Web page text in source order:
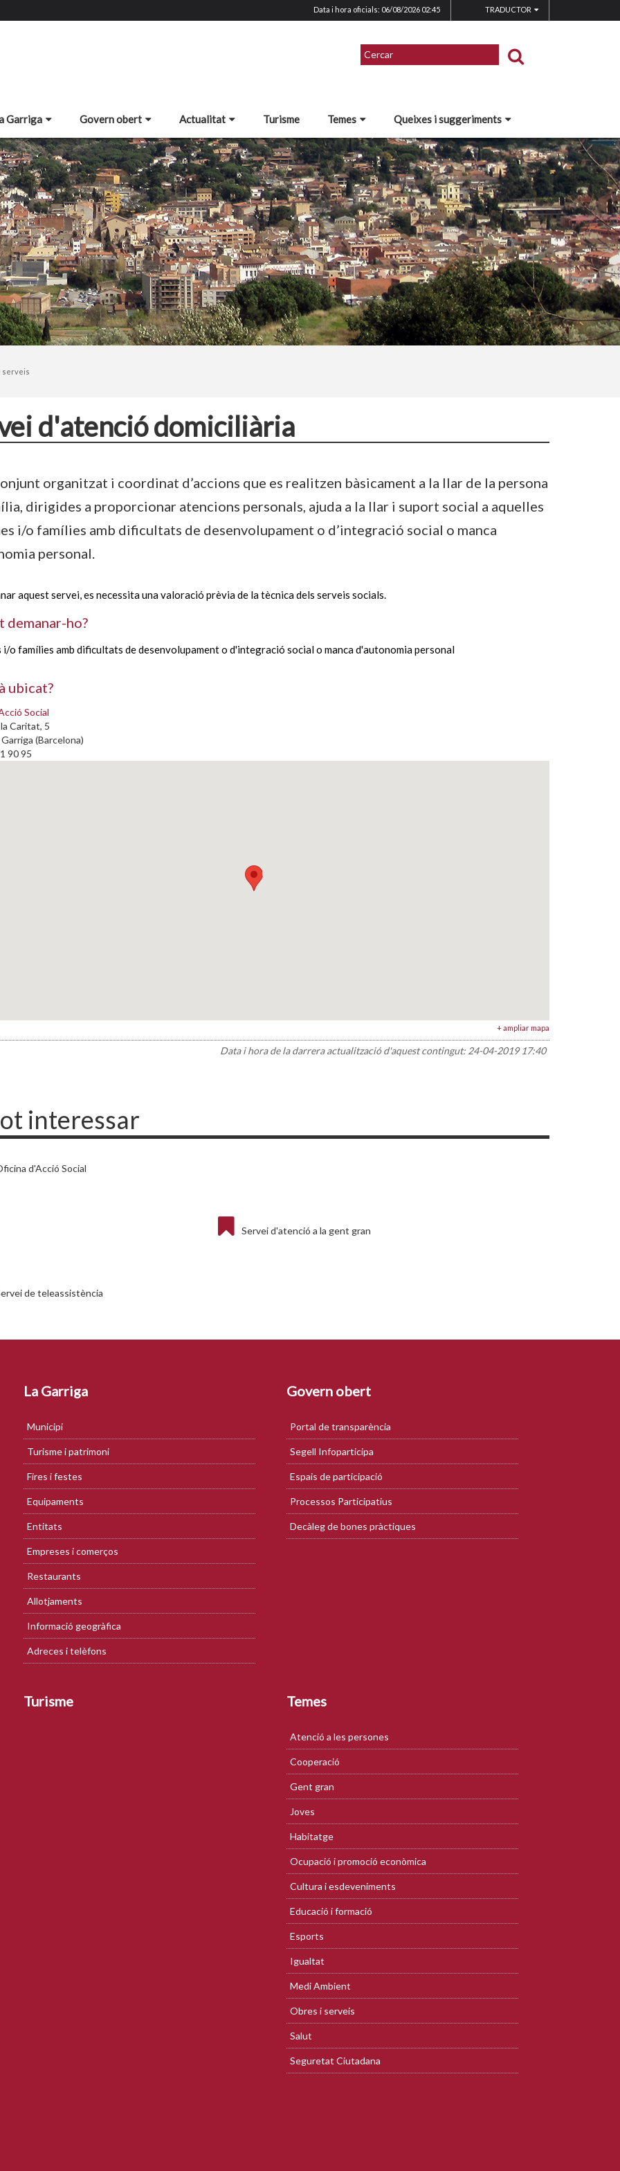
Data i hora oficials: 06/08/2026 02:45 TRADUCTOR
Garriga Govern obert Actualitat Turisme Temes Queixes i suggeriments
serveis
d'atenció domiciliària
organitzat i coordinat d’accions que es realitzen bàsicament a la llar de la persona
dirigides a proporcionar atencions personals, ajuda a la llar i suport social a aquelles
i/o famílies amb dificultats de desenvolupament o d’integració social o manca
personal.
aquest servei, es necessita una valoració prèvia de la tècnica dels serveis socials.
demanar-ho?
i/o famílies amb dificultats de desenvolupament o d'integració social o manca d'autonomia personal
ubicat?
Social
Caritat, 5
(Barcelona)
90 95
+ ampliar mapa
Data i hora de la darrera actualització d'aquest contingut: 24-04-2019 17:40
interessar
d'Acció Social
Servei d'atenció a la gent gran
de teleassistència
La Garriga
Municipi
Turisme i patrimoni
Fires i festes
Equipaments
Entitats
Empreses i comerços
Restaurants
Allotjaments
Informació geogràfica
Adreces i telèfons
Govern obert
Portal de transparència
Segell Infoparticipa
Espais de participació
Processos Participatius
Decàleg de bones pràctiques
Turisme Temes
Atenció a les persones
Cooperació
Gent gran
Joves
Habitatge
Ocupació i promoció econòmica
Cultura i esdeveniments
Educació i formació
Esports
Igualtat
Medi Ambient
Obres i serveis
Salut
Seguretat Ciutadana